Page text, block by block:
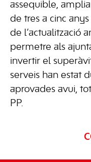
assequible,
de tres a cinc anys
de l’actualització
permetre als
invertir el
serveis han estat
aprovades avui,
PP.